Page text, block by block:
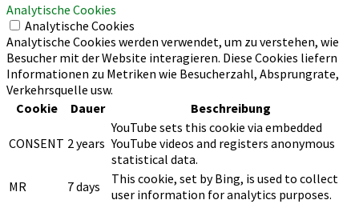
Analytische Cookies
Analytische Cookies
Analytische Cookies werden verwendet, um zu verstehen, wie
Besucher mit der Website interagieren. Diese Cookies liefern
Informationen zu Metriken wie Besucherzahl, Absprungrate,
Verkehrsquelle usw.
Cookie
Dauer Beschreibung
CONSENT 2 years
YouTube sets this cookie via embedded
YouTube videos and registers anonymous
statistical data.
MR
7 days
This cookie, set by Bing, is used to collect
user information for analytics purposes.